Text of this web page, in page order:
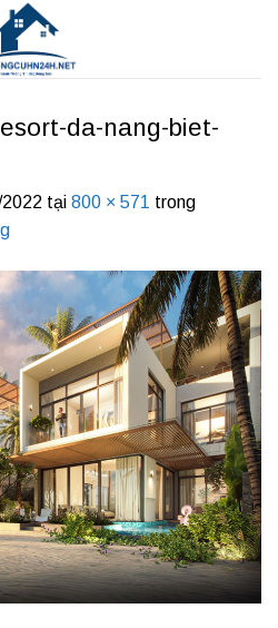
da-nang-biet-
tại 800 × 571 trong